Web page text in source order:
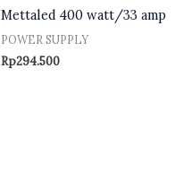
Mettaled 400 watt/33 amp
POWER SUPPLY
Rp294.500